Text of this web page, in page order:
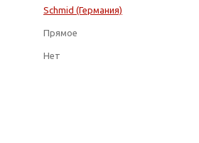
Schmid (Германия)
Прямое
Нет